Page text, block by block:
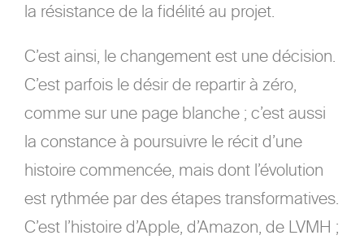
la résistance de la fidélité au projet.
C’est ainsi, le changement est une décision.
C’est parfois le désir de repartir à zéro,
comme sur une page blanche ; c’est aussi
la constance à poursuivre le récit d’une
histoire commencée, mais dont l’évolution
est rythmée par des étapes transformatives.
C’est l’histoire d’Apple, d’Amazon, de LVMH ;